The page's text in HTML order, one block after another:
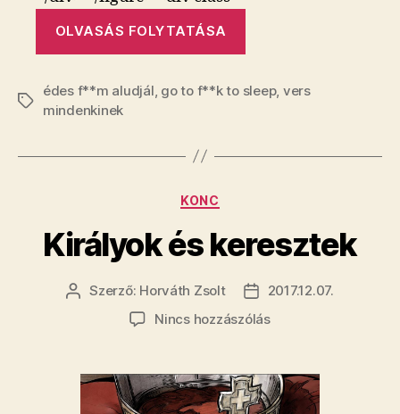
OLVASÁS FOLYTATÁSA
Címkék
édes f**m aludjál, go to f**k to sleep, vers
mindenkinek
Kategóriák
KONC
Királyok és keresztek
Bejegyzés
Szerző: Horváth Zsolt
Bejegyzés
dátuma
2017.12.07.
Nincs hozzászólása(z)
keresztek
bejegyzéshez